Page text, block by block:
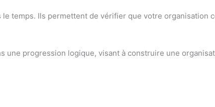
temps. Ils permettent de vérifier que votre organisation
une progression logique, visant à construire une